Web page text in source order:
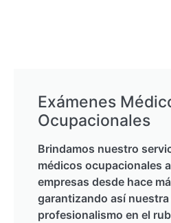
Exámenes
Ocupacionales
Brindamos nuestro
médicos ocupacionales
empresas desde hace
garantizando así
profesionalismo en el